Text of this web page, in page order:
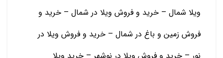
ویلا شمال – خرید و فروش ویلا در شمال – خرید و
فروش زمین و باغ در شمال – خرید و فروش ویلا در